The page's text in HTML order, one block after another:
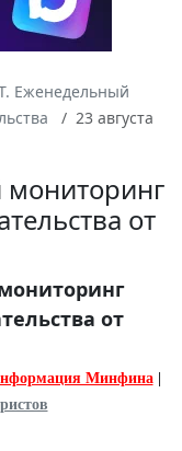
Еженедельный
23 августа
от
от
Минфина|